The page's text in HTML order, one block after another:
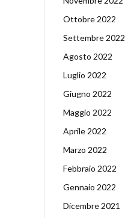
Ottobre 2022
Settembre 2022
Agosto 2022
Luglio 2022
Giugno 2022
Maggio 2022
Aprile 2022
Marzo 2022
Febbraio 2022
Gennaio 2022
Dicembre 2021